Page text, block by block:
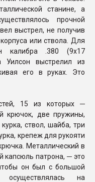
станине, а
прочной
выстрел, не получив
или ствола. Для
калибра .380 (9x17
выстрелил из
его в руках. Это
15 из которых ─
крючок, две пружины,
ствол, шайба, три
крепеж для рукояти
Металлический в
капсюль патрона, ─ это
он был с большой
на